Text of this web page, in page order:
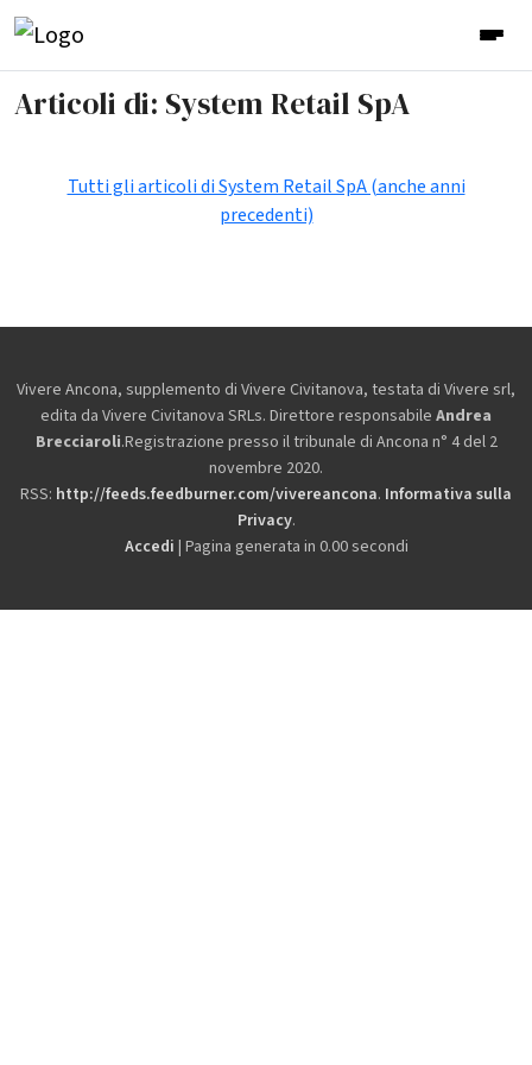
Articoli di: System Retail SpA
Tutti gli articoli di System Retail SpA (anche anni
precedenti)
Vivere Ancona, supplemento di Vivere Civitanova, testata di Vivere srl,
edita da Vivere Civitanova SRLs. Direttore responsabile Andrea
Brecciaroli.Registrazione presso il tribunale di Ancona n° 4 del 2
novembre 2020.
RSS: http://feeds.feedburner.com/vivereancona. Informativa sulla
Privacy.
Accedi | Pagina generata in 0.00 secondi